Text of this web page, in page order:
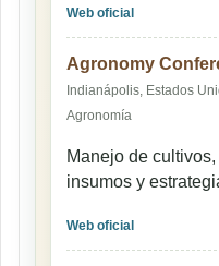
Web oficial
Agronomy
Indianápolis, Estados
Agronomía
Manejo de
insumos y
Web oficial